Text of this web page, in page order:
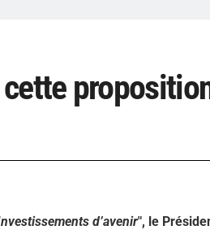
d’avenir", le